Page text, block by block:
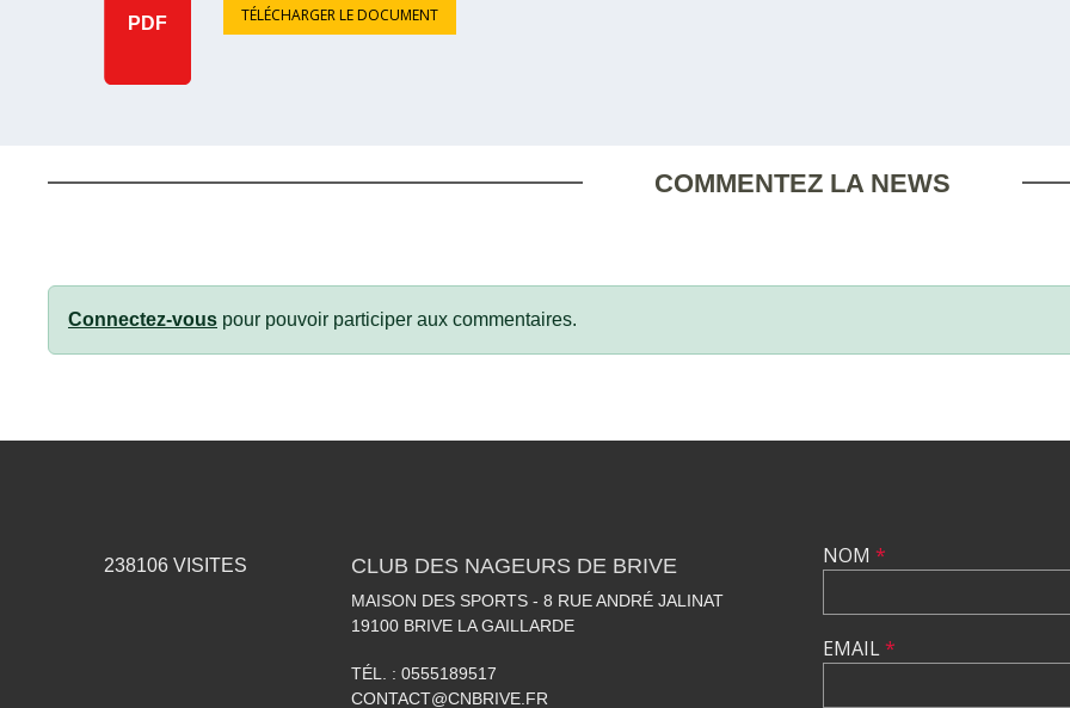
PDF TÉLÉCHARGER LE DOCUMENT
COMMENTEZ LA NEWS
Connectez-vous pour pouvoir participer aux commentaires.
238106 VISITES CLUB DES NAGEURS DE BRIVE
MAISON DES SPORTS - 8 RUE ANDRÉ JALINAT
19100 BRIVE LA GAILLARDE
TÉL. : 0555189517
CONTACT@CNBRIVE.FR
NOM *
EMAIL*